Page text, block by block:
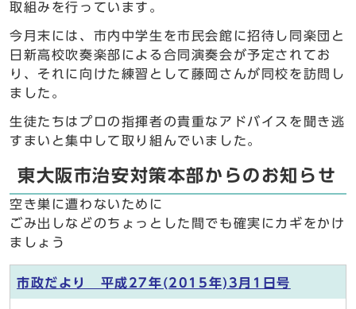
取組みを行っています。
今月末には、市内中学生を市民会館に招待し同楽団と
日新高校吹奏楽部による合同演奏会が予定されてお
り、それに向けた練習として藤岡さんが同校を訪問し
ました。
生徒たちはプロの指揮者の貴重なアドバイスを聞き逃
すまいと集中して取り組んでいました。
東大阪市治安対策本部からのお知らせ
空き巣に遭わないために
ごみ出しなどのちょっとした間でも確実にカギをかけ
ましょう
市政だより 平成27年(2015年)3月1日号